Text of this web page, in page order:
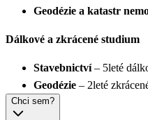
Geodézie a katastr
Dálkové a zkrácené studium
Stavebnictví– 5leté
Geodézie – 2leté
Chci sem?